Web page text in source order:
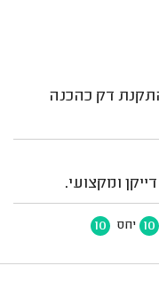
דק כהכנה
ומקצועי.
10 יחס 10